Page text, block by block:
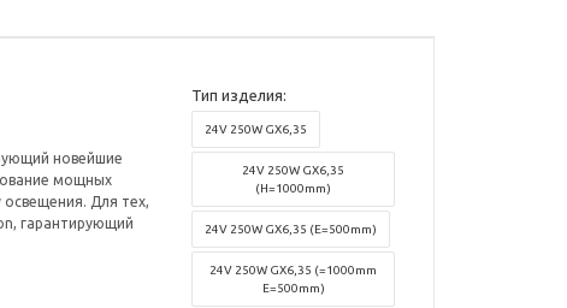
новейшие
мощных
Для тех,
гарантирующий
Тип изделия:
24V 250W GX6,35
24V 250W GX6,35
(H=1000mm)
24V 250W GX6,35 (E=500mm)
24V 250W GX6,35 (=1000mm
E=500mm)